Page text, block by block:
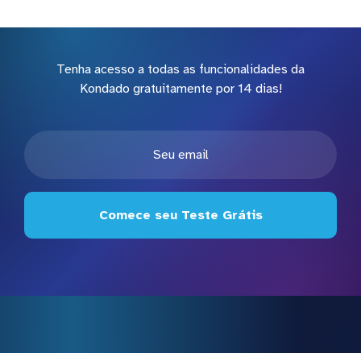
Tenha acesso a todas as funcionalidades da
Kondado gratuitamente por 14 dias!
Comece seu Teste Grátis